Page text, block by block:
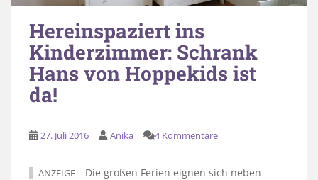
Hereinspaziert ins
Kinderzimmer: Schrank
Hans von Hoppekids ist
da!
27. Juli 2016 Anika 4 Kommentare
ANZEIGE
Die großen Ferien eignen sich neben